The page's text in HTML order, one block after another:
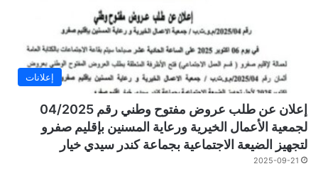
إعلانات
إعلان عن طلب عروض مفتوح وطني رقم 04/2025
لجمعية الأعمال الخيرية ورعاية المسنين بإقليم صفرو
لتجهيز الضيعة الاجتماعية بجماعة كندر سيدي خيار
2025-09-21